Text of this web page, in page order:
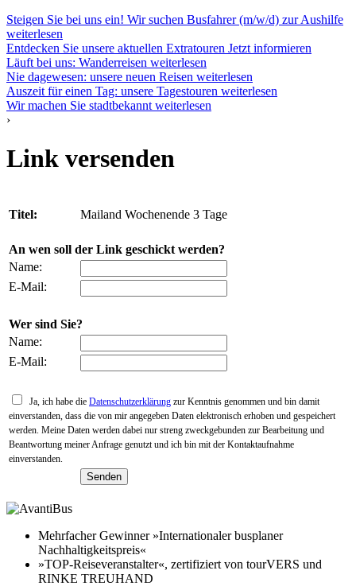
Steigen Sie bei uns ein! Wir suchen Busfahrer (m/w/d) zur Aushilfe
weiterlesen
Entdecken Sie unsere aktuellen Extratouren Jetzt informieren
Läuft bei uns: Wanderreisen weiterlesen
Nie dagewesen: unsere neuen Reisen weiterlesen
Auszeit für einen Tag: unsere Tagestouren weiterlesen
Wir machen Sie stadtbekannt weiterlesen
›
Link versenden
Titel: Mailand Wochenende 3 Tage
An wen soll der Link geschickt werden?
Name:
E-Mail:
Wer sind Sie?
Name:
E-Mail:
Ja, ich habe die Datenschutzerklärung zur Kenntnis genommen und bin damit
einverstanden, dass die von mir angegeben Daten elektronisch erhoben und gespeichert
werden. Meine Daten werden dabei nur streng zweckgebunden zur Bearbeitung und
Beantwortung meiner Anfrage genutzt und ich bin mit der Kontaktaufnahme
einverstanden.
Mehrfacher Gewinner »Internationaler busplaner
Nachhaltigkeitspreis«
»TOP-Reiseveranstalter«, zertifiziert von tourVERS und
RINKE TREUHAND